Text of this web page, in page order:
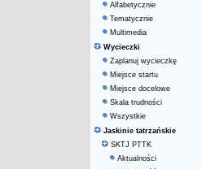
Alfabetycznie
Tematycznie
Multimedia
Wycieczki
Zaplanuj wycieczkę
Miejsce startu
Miejsce docelowe
Skala trudności
Wszystkie
Jaskinie tatrzańskie
SKTJ PTTK
Aktualności